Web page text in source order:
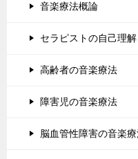
音楽療法概論
セラピストの自己理解
高齢者の音楽療法
障害児の音楽療法
脳血管性障害の音楽